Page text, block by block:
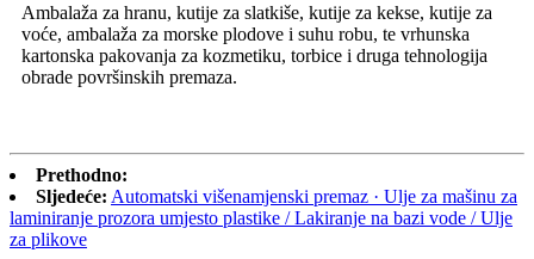
Ambalaža za hranu, kutije za slatkiše, kutije za kekse, kutije za
voće, ambalaža za morske plodove i suhu robu, te vrhunska
kartonska pakovanja za kozmetiku, torbice i druga tehnologija
obrade površinskih premaza.
Prethodno:
Sljedeće: Automatski višenamjenski premaz · Ulje za mašinu za
laminiranje prozora umjesto plastike / Lakiranje na bazi vode / Ulje
za plikove